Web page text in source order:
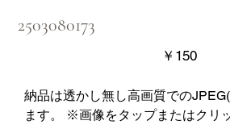
2503080173
価
格
￥150
納品は透かし無し高画質での
ます。 ※画像をタップまたはクリ